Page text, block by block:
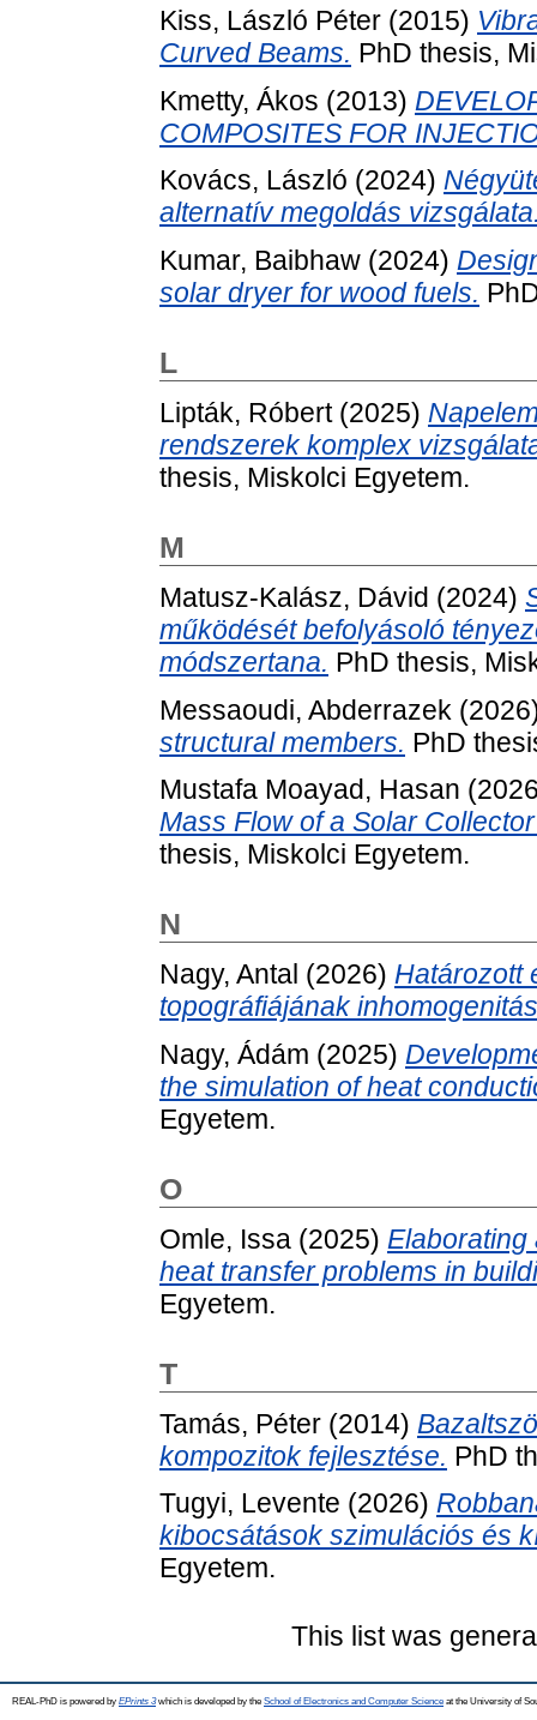
Kiss, László Péter (2015)
Curved Beams. PhD thesis,
Kmetty, Ákos (2013)
COMPOSITES FOR
Kovács, László (2024)
alternatív megoldás
Kumar, Baibhaw (2024)
solar dryer for wood fuels.
L
Lipták, Róbert(2025)
rendszerek komplex
thesis, Miskolci Egyetem.
M
Matusz-Kalász, Dávid (2024)
működését befolyásoló
módszertana. PhD thesis,
Messaoudi, Abderrazek
structural members. PhD
Mustafa Moayad, Hasan
Mass Flow of a Solar
thesis, Miskolci Egyetem.
N
Nagy, Antal (2026) Határozott
topográfiájának
Nagy, Ádám (2025)
the simulation of heat
Egyetem.
O
Omle, Issa (2025) Elaborating
heat transfer problems in
Egyetem.
T
Tamás, Péter (2014)
kompozitok fejlesztése. PhD
Tugyi, Levente (2026)
kibocsátások szimulációs és
Egyetem.
This list was
REAL-PhD is powered by EPrints 3which is developed by the School of Electronics and Computer Science at the University of